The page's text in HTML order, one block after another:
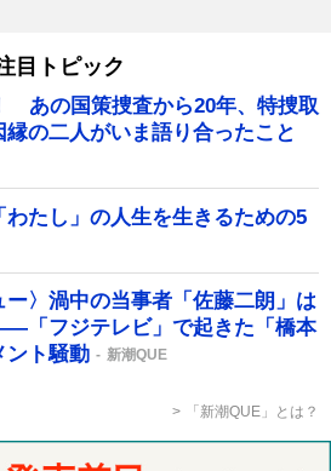
目トピック
あの国策捜査から20年、特捜取
の二人がいま語り合ったこと
わたし」の人生を生きるための5
ー〉渦中の当事者「佐藤二朗」は
「フジテレビ」で起きた「橋本
ント騒動
新潮QUE
「新潮QUE」とは？